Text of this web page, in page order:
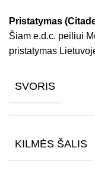
Pristatymas
Šiam e.d.c. peiliui
pristatymas
SVORIS
KILMĖS ŠALIS